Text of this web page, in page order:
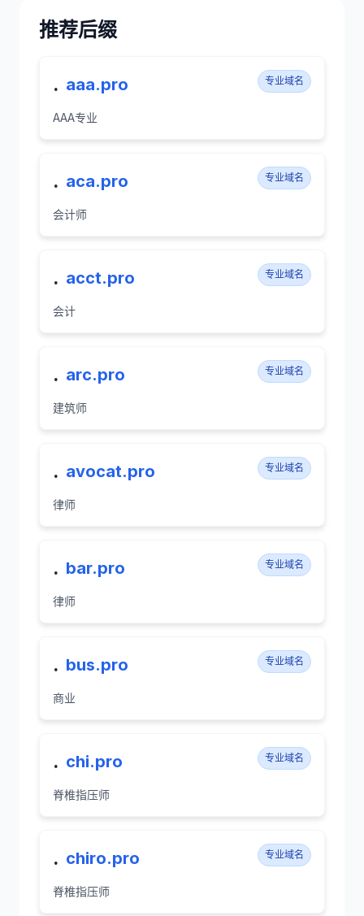
推荐后缀
. aaa.pro 专业域名
AAA专业
. aca.pro 专业域名
会计师
. acct.pro 专业域名
会计
. arc.pro 专业域名
建筑师
. avocat.pro 专业域名
律师
. bar.pro 专业域名
律师
. bus.pro 专业域名
商业
. chi.pro 专业域名
脊椎指压师
. chiro.pro 专业域名
脊椎指压师